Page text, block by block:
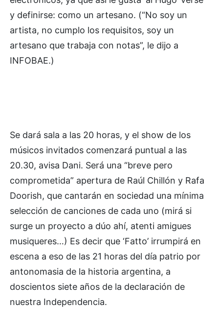
y definirse: como un artesano. (“No soy un
artista, no cumplo los requisitos, soy un
artesano que trabaja con notas”, le dijo a
INFOBAE.)
Se dará sala a las 20 horas, y el show de los
músicos invitados comenzará puntual a las
20.30, avisa Dani. Será una “breve pero
comprometida” apertura de Raúl Chillón y Rafa
Doorish, que cantarán en sociedad una mínima
selección de canciones de cada uno (mirá si
surge un proyecto a dúo ahí, atenti amigues
musiqueres…) Es decir que ‘Fatto’ irrumpirá en
escena a eso de las 21 horas del día patrio por
antonomasia de la historia argentina, a
doscientos siete años de la declaración de
nuestra Independencia.